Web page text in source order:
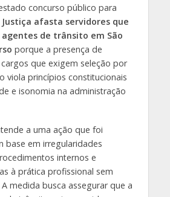
concurso público para
Justiça afasta servidores que
de trânsito em São
porque a presença de
que exigem seleção por
viola princípios constitucionais
e isonomia na administração
a uma ação que foi
base em irregularidades
internos e
à prática profissional sem
medida busca assegurar que a